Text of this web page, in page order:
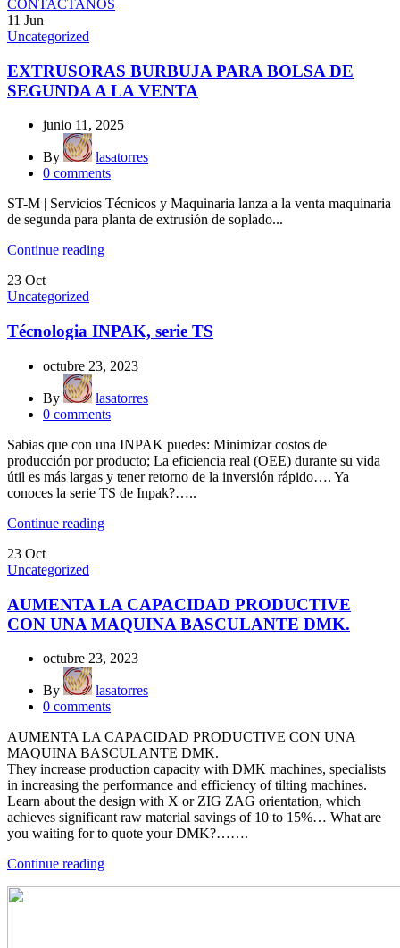
CONTACTANOS
11 Jun
Uncategorized
EXTRUSORAS BURBUJA PARA BOLSA DE
SEGUNDA A LA VENTA
junio 11, 2025
By
lasatorres
0 comments
ST-M | Servicios Técnicos y Maquinaria lanza a la venta maquinaria
de segunda para planta de extrusión de soplado...
Continue reading
23 Oct
Uncategorized
Técnologia INPAK, serie TS
octubre 23, 2023
By
lasatorres
0 comments
Sabias que con una INPAK puedes: Minimizar costos de
producción por producto; La eficiencia real (OEE) durante su vida
útil es más largas y tener retorno de la inversión rápido…. Ya
conoces la serie TS de Inpak?…..
Continue reading
23 Oct
Uncategorized
AUMENTA LA CAPACIDAD PRODUCTIVE
CON UNA MAQUINA BASCULANTE DMK.
octubre 23, 2023
By
lasatorres
0 comments
AUMENTA LA CAPACIDAD PRODUCTIVE CON UNA
MAQUINA BASCULANTE DMK.
They increase production capacity with DMK machines, specialists
in increasing the performance and efficiency of tilting machines.
Learn about the design with X or ZIG ZAG orientation, which
achieves significant raw material savings of 10 to 15%… What are
you waiting for to quote your DMK?…….
Continue reading